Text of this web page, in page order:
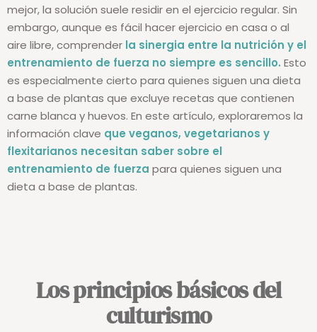
mejor, la solución suele residir en el ejercicio regular. Sin
embargo, aunque es fácil hacer ejercicio en casa o al
aire libre, comprender la sinergia entre la nutrición y el
entrenamiento de fuerza no siempre es sencillo. Esto
es especialmente cierto para quienes siguen una dieta
a base de plantas que excluye recetas que contienen
carne blanca y huevos. En este artículo, exploraremos la
información clave que veganos, vegetarianos y
flexitarianos necesitan saber sobre el
entrenamiento de fuerza para quienes siguen una
dieta a base de plantas.
Los principios básicos del
culturismo